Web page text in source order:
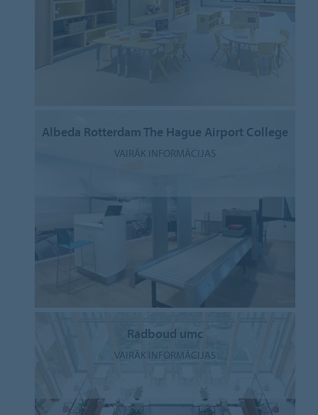
Albeda Rotterdam The Hague Airport College
VAIRĀK INFORMĀCIJAS
Radboud umc
VAIRĀK INFORMĀCIJAS